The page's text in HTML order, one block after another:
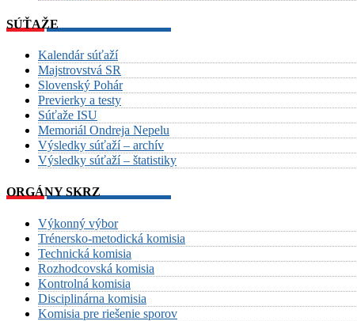
SÚŤAŽE
Kalendár súťaží
Majstrovstvá SR
Slovenský Pohár
Previerky a testy
Súťaže ISU
Memoriál Ondreja Nepelu
Výsledky súťaží – archív
Výsledky súťaží – štatistiky
ORGÁNY SKRZ
Výkonný výbor
Trénersko-metodická komisia
Technická komisia
Rozhodcovská komisia
Kontrolná komisia
Disciplinárna komisia
Komisia pre riešenie sporov